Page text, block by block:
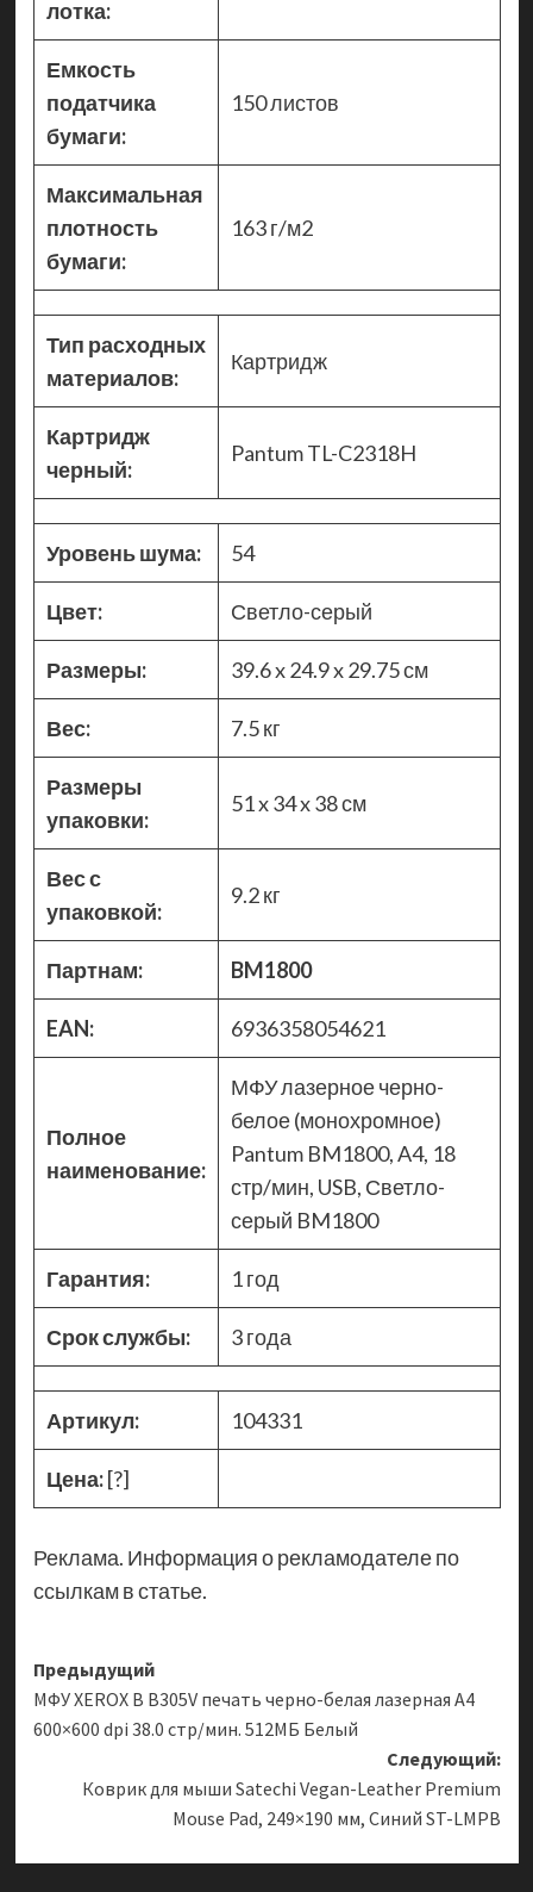
лотка:
Емкость
податчика
бумаги:
150 листов
Максимальная
плотность
бумаги:
163 г/м2
Тип расходных
материалов:
Картридж
Картридж
черный:
Pantum TL-C2318H
Уровень шума: 54
Цвет: Светло-серый
Размеры: 39.6 x 24.9 x 29.75 см
Вес: 7.5 кг
Размеры
упаковки:
51 x 34 x 38 см
Вес с
упаковкой:
9.2 кг
Партнам: BM1800
EAN: 6936358054621
Полное
наименование:
МФУ лазерное черно-
белое (монохромное)
Pantum BM1800, A4, 18
стр/мин, USB, Светло-
серый BM1800
Гарантия: 1 год
Срок службы: 3 года
Артикул: 104331
Цена:[?]
Реклама. Информация о рекламодателе по
ссылкам в статье.
Навигация
записи
Предыдущий
МФУ XEROX B B305V печать черно-белая лазерная A4
600×600 dpi 38.0 стр/мин. 512МБ Белый
Следующий:
Коврик для мыши Satechi Vegan-Leather Premium
Mouse Pad, 249×190 мм, Синий ST-LMPB